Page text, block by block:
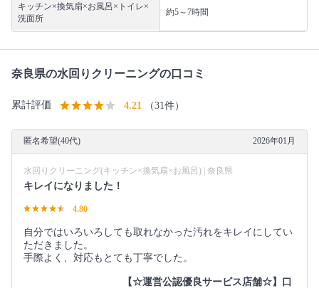
キッチン×換気扇×お風呂×トイレ×
洗面所
約5～7時間
奈良県の水回りクリーニングの口コミ
累計評価 4.21 （31件）
匿名希望(40代) 2026年01月
水回りクリーニング(キッチン×換気扇×お風呂) | 奈良県
キレイになりました！
4.80
自分ではいろいろしても取れなかった汚れをキレイにしてい
ただきました。
手際よく、対応もとても丁寧でした。
【☆運営公認優良サービス店舗☆】口